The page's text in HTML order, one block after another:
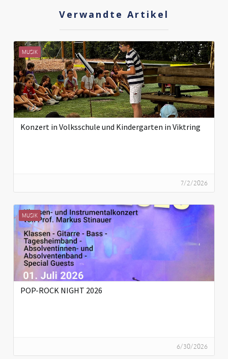
Verwandte Artikel
MUSIK
Konzert in Volksschule und Kindergarten in Viktring
7/2/2026
MUSIK
POP-ROCK NIGHT 2026
6/30/2026